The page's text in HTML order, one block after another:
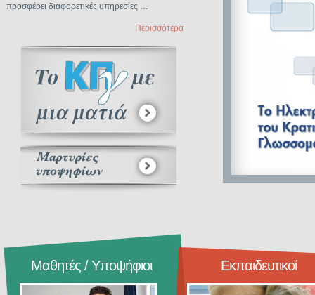
προσφέρει διαφορετικές υπηρεσίες …
Περισσότερα
Μαθητές / Υποψήφιοι Εκπαιδευτικοί